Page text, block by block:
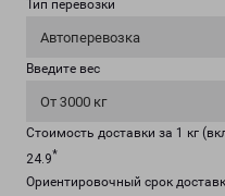
Тип перевозки
Автоперевозка
Введите вес
От 3000 кг
Стоимость доставки за 1 кг
24.9*
Ориентировочный срок